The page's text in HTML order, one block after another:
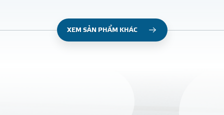
XEM SẢN PHẨM KHÁC